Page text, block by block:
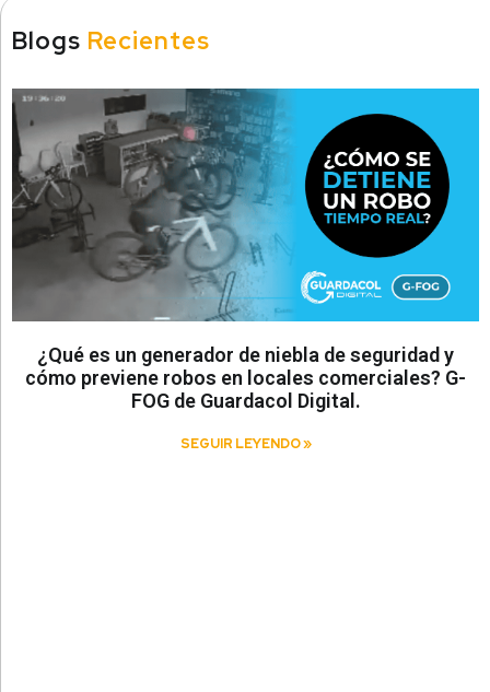
Blogs Recientes
¿Qué es un generador de niebla de seguridad y
cómo previene robos en locales comerciales? G-
FOG de Guardacol Digital.
SEGUIR LEYENDO »